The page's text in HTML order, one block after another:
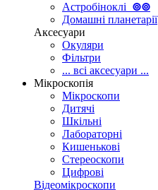
Астробіноклі ⊚⊚
Домашні планетарії
Аксесуари
Окуляри
Фільтри
... всі аксесуари ...
Мікроскопія
Мікроскопи
Дитячі
Шкільні
Лабораторні
Кишенькові
Стереоскопи
Цифрові
Відеомікроскопи